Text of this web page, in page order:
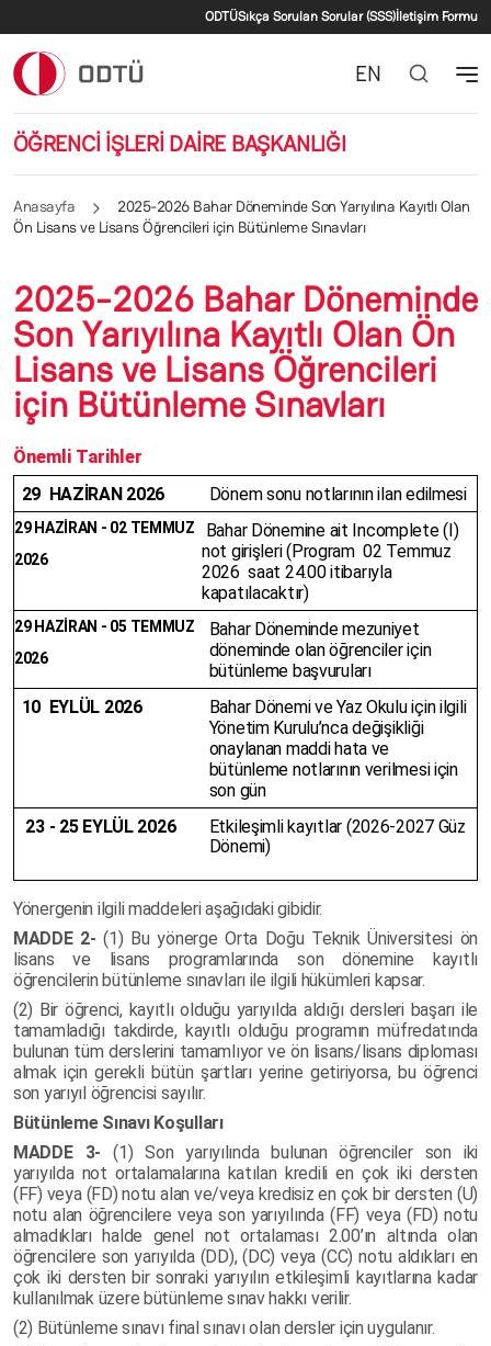
İkincil menü
ODTÜSıkça Sorulan Sorular (SSS)İletişim Formu
ÖĞRENCİ İŞLERİ DAİRE BAŞKANLIĞI
EN
Anasayfa
2025-2026 Bahar Döneminde Son Yarıyılına Kayıtlı Olan
Ön Lisans ve Lisans Öğrencileri için Bütünleme Sınavları
2025-2026 Bahar Döneminde
Son Yarıyılına Kayıtlı Olan Ön
Lisans ve Lisans Öğrencileri
için Bütünleme Sınavları
Önemli Tarihler
29 HAZİRAN 2026
Dönem sonu notlarının ilan edilmesi
29 HAZİRAN - 02 TEMMUZ
2026
Bahar Dönemine ait Incomplete (I)
not girişleri (Program 02 Temmuz
2026 saat 24.00 itibarıyla
kapatılacaktır)
29 HAZİRAN - 05 TEMMUZ
2026
Bahar Döneminde mezuniyet
döneminde olan öğrenciler için
bütünleme başvuruları
10 EYLÜL 2026
Bahar Dönemi ve Yaz Okulu için ilgili
Yönetim Kurulu’nca değişikliği
onaylanan maddi hata ve
bütünleme notlarının verilmesi için
son gün
23 - 25 EYLÜL 2026
Etkileşimli kayıtlar (2026-2027 Güz
Dönemi)
Yönergenin ilgili maddeleri aşağıdaki gibidir.
MADDE 2- (1) Bu yönerge Orta Doğu Teknik Üniversitesi ön
lisans ve lisans programlarında son dönemine kayıtlı
öğrencilerin bütünleme sınavları ile ilgili hükümleri kapsar.
(2) Bir öğrenci, kayıtlı olduğu yarıyılda aldığı dersleri başarı ile
tamamladığı takdirde, kayıtlı olduğu programın müfredatında
bulunan tüm derslerini tamamlıyor ve ön lisans/lisans diploması
almak için gerekli bütün şartları yerine getiriyorsa, bu öğrenci
son yarıyıl öğrencisi sayılır.
Bütünleme Sınavı Koşulları
MADDE 3- (1) Son yarıyılında bulunan öğrenciler son iki
yarıyılda not ortalamalarına katılan kredili en çok iki dersten
(FF) veya (FD) notu alan ve/veya kredisiz en çok bir dersten (U)
notu alan öğrencilere veya son yarıyılında (FF) veya (FD) notu
almadıkları halde genel not ortalaması 2.00’ın altında olan
öğrencilere son yarıyılda (DD), (DC) veya (CC) notu aldıkları en
çok iki dersten bir sonraki yarıyılın etkileşimli kayıtlarına kadar
kullanılmak üzere bütünleme sınav hakkı verilir.
(2) Bütünleme sınavı final sınavı olan dersler için uygulanır.